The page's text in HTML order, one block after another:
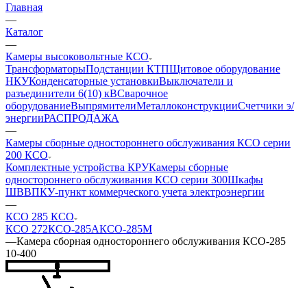
Главная
—
Каталог
—
Камеры высоковольтные КСО
ТрансформаторыПодстанции КТПЩитовое оборудование
НКУКонденсаторные установкиВыключатели и
разъединители 6(10) кВСварочное
оборудованиеВыпрямителиМеталлоконструкцииСчетчики э/
энергииРАСПРОДАЖА
—
Камеры сборные одностороннего обслуживания КСО серии
200 КСО
Комплектные устройства КРУКамеры сборные
одностороннего обслуживания КСО серии 300Шкафы
ШВВПКУ-пункт коммерческого учета электроэнергии
—
КСО 285 КСО
КСО 272КСО-285АКСО-285М
—Камера сборная одностороннего обслуживания КСО-285
10-400